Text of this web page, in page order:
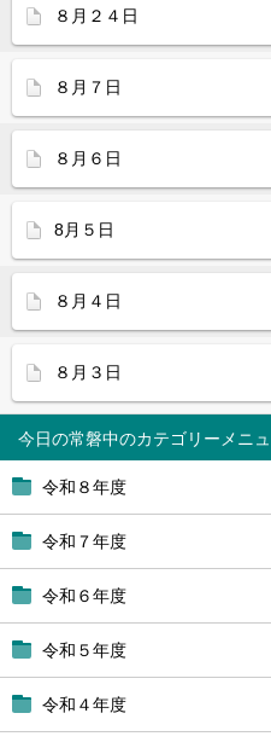
今日の常磐中
令和８年度
令和７年度
令和６年度
令和５年度
令和４年度
８月２４日
８月７日
８月６日
8月５日
８月４日
８月３日